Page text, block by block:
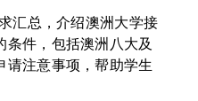
汇总，介绍澳洲大学接
条件，包括澳洲八大及
请注意事项，帮助学生